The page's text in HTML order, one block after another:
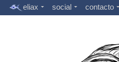
eliax social contacto